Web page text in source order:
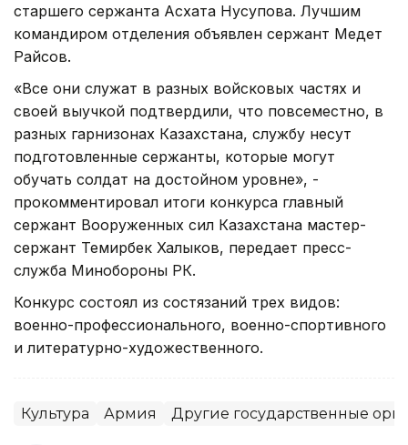
старшего сержанта Асхата Нусупова. Лучшим
командиром отделения объявлен сержант Медет
Райсов.
«Все они служат в разных войсковых частях и
своей выучкой подтвердили, что повсеместно, в
разных гарнизонах Казахстана, службу несут
подготовленные сержанты, которые могут
обучать солдат на достойном уровне», -
прокомментировал итоги конкурса главный
сержант Вооруженных сил Казахстана мастер-
сержант Темирбек Халыков, передает пресс-
служба Минобороны РК.
Конкурс состоял из состязаний трех видов:
военно-профессионального, военно-спортивного
и литературно-художественного.
Культура Армия Другие государственные